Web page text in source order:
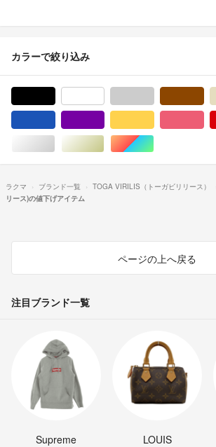
カラーで絞り込み
シルバー/銀色系ゴールド/金色系マルチカラー
ラクマ ブランド一覧 TOGA VIRILIS（トーガビリリース）
リース)の値下げアイテム
ページの上へ戻る
注目ブランド一覧
Supreme
LOUIS